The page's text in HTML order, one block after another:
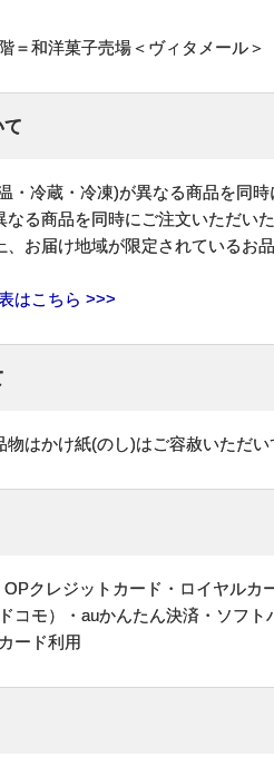
＝和洋菓子売場＜ヴィタメール＞
て
・冷蔵・冷凍)が異なる商品を同
なる商品を同時にご注文いただい
お届け地域が限定されているお品
はこちら >>>
はかけ紙(のし)はご容赦いただい
クレジットカード・ロイヤル
コモ）・auかんたん決済・ソフ
ード利用